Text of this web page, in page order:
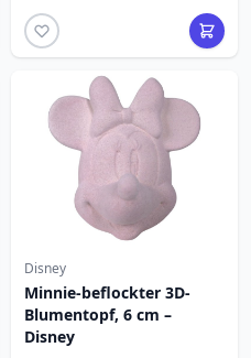
Disney
Minnie-beflockter 3D-
Blumentopf, 6 cm –
Disney